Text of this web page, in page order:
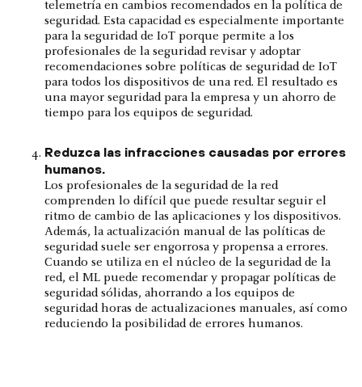
telemetría en cambios recomendados en la política de
seguridad. Esta capacidad es especialmente importante
para la seguridad de IoT porque permite a los
profesionales de la seguridad revisar y adoptar
recomendaciones sobre políticas de seguridad de IoT
para todos los dispositivos de una red. El resultado es
una mayor seguridad para la empresa y un ahorro de
tiempo para los equipos de seguridad.
Reduzca las infracciones causadas por errores
humanos.
Los profesionales de la seguridad de la red
comprenden lo difícil que puede resultar seguir el
ritmo de cambio de las aplicaciones y los dispositivos.
Además, la actualización manual de las políticas de
seguridad suele ser engorrosa y propensa a errores.
Cuando se utiliza en el núcleo de la seguridad de la
red, el ML puede recomendar y propagar políticas de
seguridad sólidas, ahorrando a los equipos de
seguridad horas de actualizaciones manuales, así como
reduciendo la posibilidad de errores humanos.